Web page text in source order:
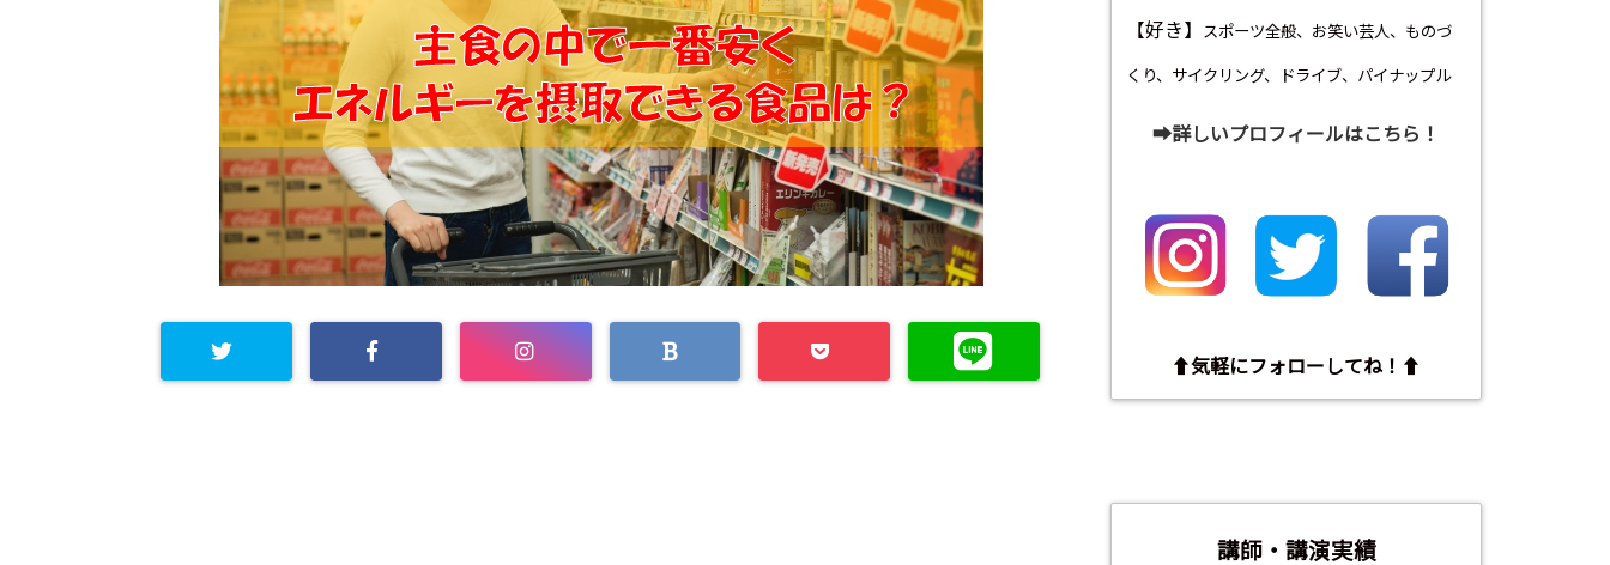
【好き】 スポーツ全般、お笑い芸人、ものづ
くり、サイクリング、ドライブ、パイナップル
➡︎詳しいプロフィールはこちら！
⬆︎気軽にフォローしてね！⬆︎
講師・講演実績